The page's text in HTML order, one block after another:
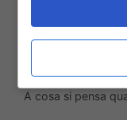
A cosa si pensa